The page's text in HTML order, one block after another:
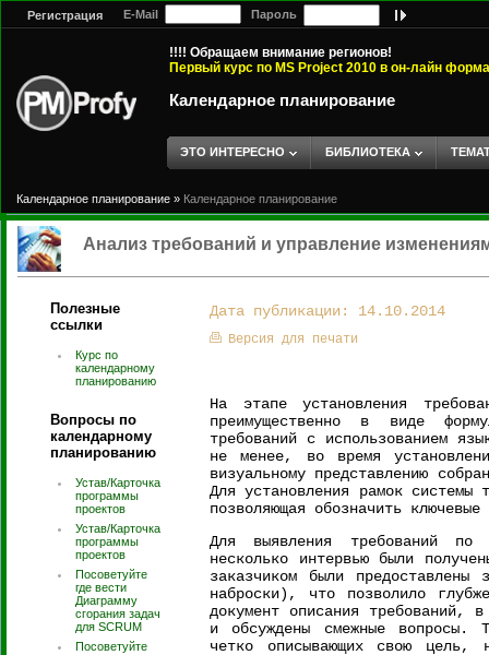
Регистрация E-Mail Пароль
!!!! Обращаем внимание регионов!
Первый курс по MS Project 2010 в он-лайн
Календарное планирование
ЭТО ИНТЕРЕСНО БИБЛИОТЕКА
Календарное планирование » Календарное планирование
Анализ требований и управление
Полезные
ссылки
Курс по
календарному
планированию
Вопросы по
календарному
планированию
Устав/Карточка
программы
проектов
Устав/Карточка
программы
проектов
Посоветуйте
где вести
Диаграмму
сгорания задач
для SCRUM
Посоветуйте
Дата публикации: 14.10.2014
Версия для печати
На этапе установления
преимущественно в виде
требований с использованием
не менее, во время
визуальному представлению
Для установления рамок системы
позволяющая обозначить
Для выявления требований по
несколько интервью были
заказчиком были
наброски), что позволило
документ описания требований,
и обсуждены смежные вопросы.
четко описывающих свою цель,